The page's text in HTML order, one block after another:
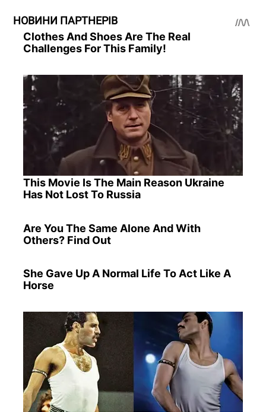
НОВИНИ ПАРТНЕРІВ
Clothes And Shoes Are The Real
Challenges For This Family!
This Movie Is The Main Reason Ukraine
Has Not Lost To Russia
Are You The Same Alone And With
Others? Find Out
She Gave Up A Normal Life To Act Like A
Horse